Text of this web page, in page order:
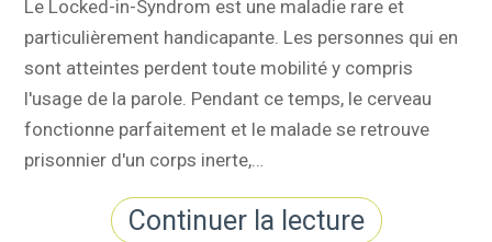
Le Locked-in-Syndrom est une maladie rare et
particulièrement handicapante. Les personnes qui en
sont atteintes perdent toute mobilité y compris
l'usage de la parole. Pendant ce temps, le cerveau
fonctionne parfaitement et le malade se retrouve
prisonnier d'un corps inerte,…
Continuer la lecture